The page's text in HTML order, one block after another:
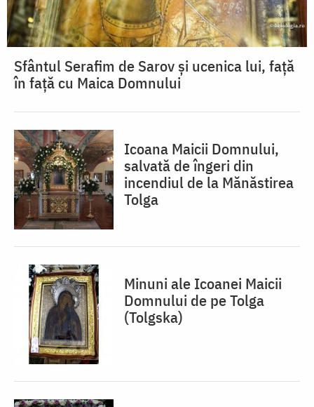
Sfântul Serafim de Sarov și ucenica lui, față
în față cu Maica Domnului
Icoana Maicii Domnului,
salvată de îngeri din
incendiul de la Mănăstirea
Tolga
Minuni ale Icoanei Maicii
Domnului de pe Tolga
(Tolgska)